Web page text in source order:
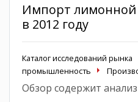
Импорт лимонной
в 2012 году
Каталог исследований рынка
промышленность
Обзор содержит